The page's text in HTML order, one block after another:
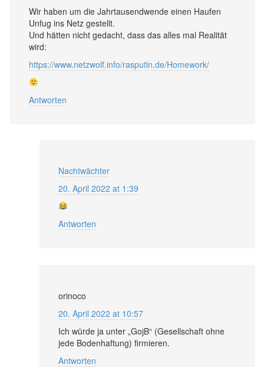
Wir haben um die Jahrtausendwende einen Haufen
Unfug ins Netz gestellt.
Und hätten nicht gedacht, dass das alles mal Realität
wird:
https://www.netzwolf.info/rasputin.de/Homework/
Antworten
Nachtwächter
20. April 2022 at 1:39
Antworten
orinoco
20. April 2022 at 10:57
Ich würde ja unter „GojB“ (Gesellschaft ohne
jede Bodenhaftung) firmieren.
Antworten